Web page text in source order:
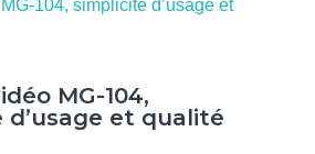
MG-104,
et qualité